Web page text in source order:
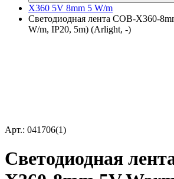
X360 5V 8mm 5 W/m
Светодиодная лента COB-X360-
W/m, IP20, 5m) (Arlight, -)
Арт.: 041706(1)
Светодиодная